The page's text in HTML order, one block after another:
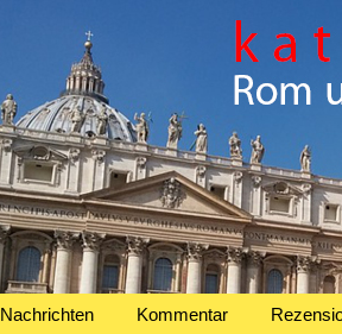
Nachrichten Kommentar